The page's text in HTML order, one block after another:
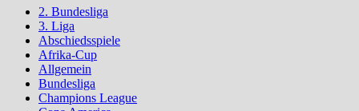
2. Bundesliga
3. Liga
Abschiedsspiele
Afrika-Cup
Allgemein
Bundesliga
Champions League